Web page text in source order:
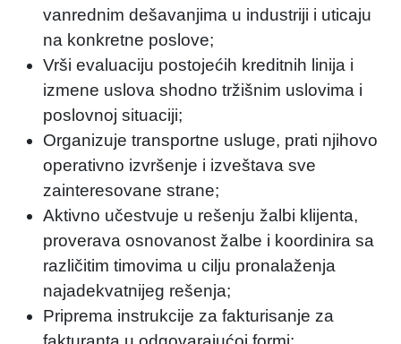
vanrednim dešavanjima u industriji i uticaju
na konkretne poslove;
Vrši evaluaciju postojećih kreditnih linija i
izmene uslova shodno tržišnim uslovima i
poslovnoj situaciji;
Organizuje transportne usluge, prati njihovo
operativno izvršenje i izveštava sve
zainteresovane strane;
Aktivno učestvuje u rešenju žalbi klijenta,
proverava osnovanost žalbe i koordinira sa
različitim timovima u cilju pronalaženja
najadekvatnijeg rešenja;
Priprema instrukcije za fakturisanje za